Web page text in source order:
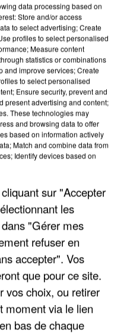
DES
LE TRAC"
data processing based on
Store and/or access
to select advertising; Create
profiles to select personalised
Measure content
statistics or combinations
and improve services; Create
to select personalised
Ensure security, prevent and
present advertising and content;
These technologies may
and browsing data to offer
based on information actively
Match and combine data from
Identify devices based on
sur "Accepter
les
"Gérer mes
refuser en
accepter". Vos
que pour ce site.
vos choix, ou retirer
moment via le lien
bas de chaque